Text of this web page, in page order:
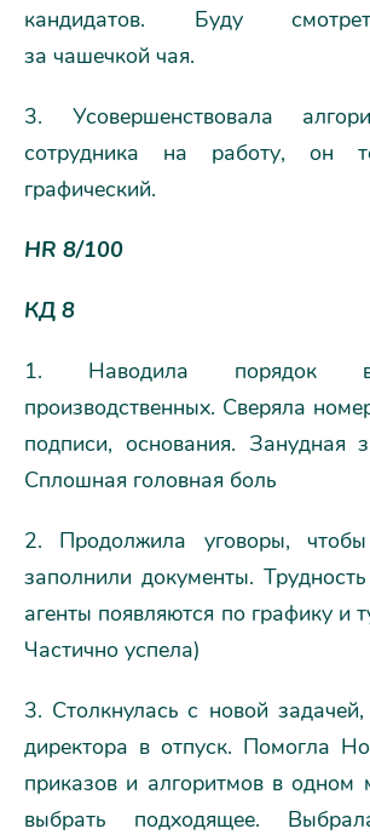
кандидатов. Буду
за чашечкой чая.
3. Усовершенствовала
сотрудника на работу, он
графический.
HR 8/100
КД 8
1. Наводила порядок в
производственных. Сверяла
подписи, основания. Занудная
Сплошная головная боль
2. Продолжила уговоры,
заполнили документы.
агенты появляются по графику и
Частично успела)
3. Столкнулась с новой задачей,
директора в отпуск. Помогла
приказов и алгоритмов в одном
выбрать подходящее.